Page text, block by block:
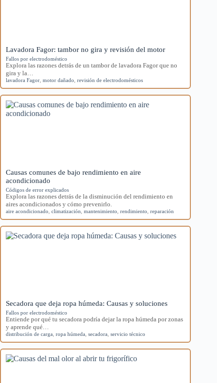
Lavadora Fagor: tambor no gira y revisión del motor
Fallos por electrodoméstico
Explora las razones detrás de un tambor de lavadora Fagor que no
gira y la…
lavadora Fagor motor dañado revisión de electrodomésticos
Causas comunes de bajo rendimiento en aire
acondicionado
Códigos de error explicados
Explora las razones detrás de la disminución del rendimiento en
aires acondicionados y cómo prevenirlo.
aire acondicionado climatización mantenimiento rendimiento reparación
Secadora que deja ropa húmeda: Causas y soluciones
Fallos por electrodoméstico
Entiende por qué tu secadora podría dejar la ropa húmeda por zonas
y aprende qué…
distribución de carga ropa húmeda secadora servicio técnico